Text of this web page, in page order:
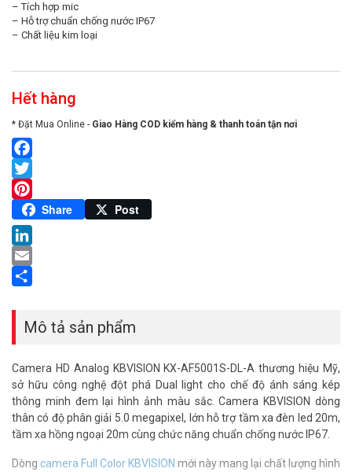
– Tích hợp mic
– Hỗ trợ chuẩn chống nước IP67
– Chất liệu kim loại
Hết hàng
* Đặt Mua Online - Giao Hàng COD kiểm hàng & thanh toán tận nơi
Facebook
Twitter
Pinterest
Share Post
LinkedIn
Email
Mô tả sản phẩm
Camera HD Analog KBVISION KX-AF5001S-DL-A thương hiệu Mỹ,
sở hữu công nghệ đột phá Dual light cho chế độ ánh sáng kép
thông minh đem lại hình ảnh màu sắc. Camera KBVISION dòng
thân có độ phân giải 5.0 megapixel, lớn hỗ trợ tầm xa đèn led 20m,
tầm xa hồng ngoại 20m cùng chức năng chuẩn chống nước IP67.
Dòng camera Full Color KBVISION mới này mang lại chất lượng hình